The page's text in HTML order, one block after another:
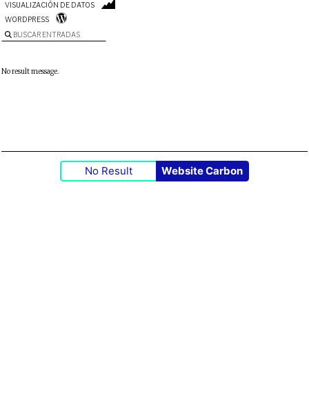
VISUALIZACIÓN DE DATOS
WORDPRESS
BUSCAR ENTRADAS
No result message.
No Result Website Carbon